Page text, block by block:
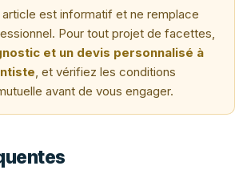
est informatif et ne remplace
Pour tout projet de facettes,
et un devis personnalisé à
, et vérifiez les conditions
avant de vous engager.